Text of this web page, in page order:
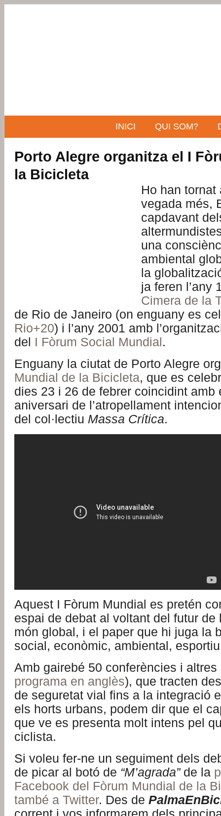
INICI QUI SOM?
Porto Alegre organitza el I
la Bicicleta
Ho han tornat
vegada més,
capdavant
una
ambiental
la
ja feren l’any
Cimera de la
de Rio de Janeiro (on enguany es
Rio+20) i l’any 2001 amb
del I Fòrum Social Mundial .
Enguany la ciutat de Porto Alegre
Mundial de la Bicicleta, que es
dies 23 i 26 de febrer coincidint amb
aniversari de l’atropellament
del col·lectiu Massa Crítica.
Aquest I Fòrum Mundial es pretén
espai de debat al voltant del futur de
món global, i el paper que hi juga la
social, econòmic, ambiental,
Amb gairebé 50 conferències i
programa en anglès), que tracten
de seguretat vial fins a la integració
els horts urbans, podem dir que el
que ve es presenta molt intens pel
ciclista.
Si voleu fer-ne un seguiment dels
de picar al botó de “M’agrada”de la
Facebook del Fòrum Mundial de la
també a Twitter. Des de